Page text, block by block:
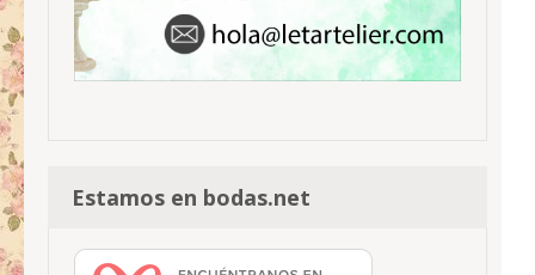
Estamos en bodas.net